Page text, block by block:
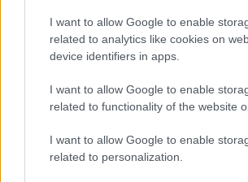
I want to allow Google to enable
related to analytics like cookies on
device identifiers in apps.
I want to allow Google to enable
related to functionality of the website
I want to allow Google to enable
related to personalization.
mai inventato nulla di
gli accoppiamenti: ‘effetto di Tizio-
‘paradigma di Tizio-Sempronio’.
Pertanto solo altri economisti